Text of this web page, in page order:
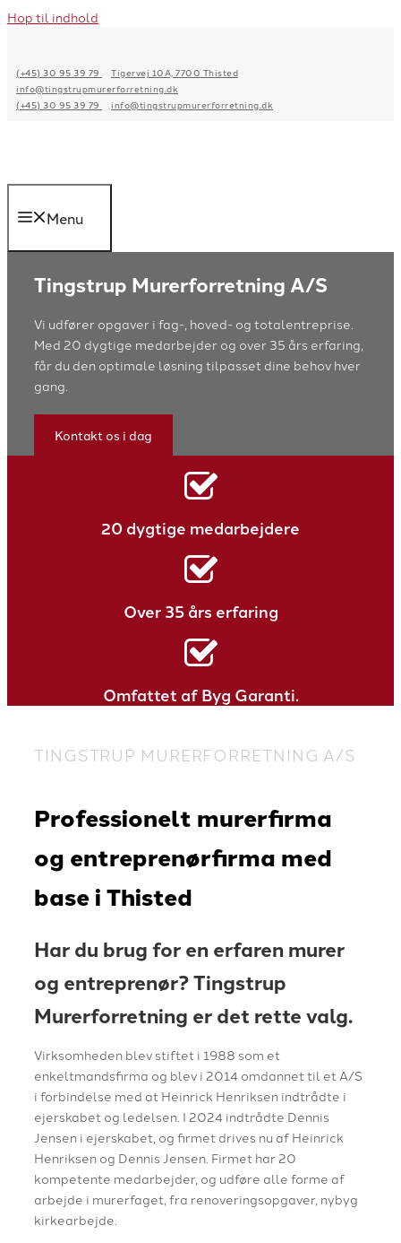
Hop til indhold
(+45) 30 95 39 79
Tigervej 10A, 7700 Thisted
info@tingstrupmurerforretning.dk
(+45) 30 95 39 79
info@tingstrupmurerforretning.dk
Menu
Tingstrup Murerforretning A/S
Vi udfører opgaver i fag-, hoved- og totalentreprise.
Med 20 dygtige medarbejder og over 35 års erfaring,
får du den optimale løsning tilpasset dine behov hver
gang.
Kontakt os i dag
20 dygtige medarbejdere
Over 35 års erfaring
Omfattet af Byg Garanti.
TINGSTRUP MURERFORRETNING A/S
Professionelt murerfirma
og entreprenørfirma med
base i Thisted
Har du brug for en erfaren murer
og entreprenør? Tingstrup
Murerforretning er det rette valg.
Virksomheden blev stiftet i 1988 som et
enkeltmandsfirma og blev i 2014 omdannet til et A/S
i forbindelse med at Heinrick Henriksen indtrådte i
ejerskabet og ledelsen. I 2024 indtrådte Dennis
Jensen i ejerskabet, og firmet drives nu af Heinrick
Henriksen og Dennis Jensen. Firmet har 20
kompetente medarbejder, og udføre alle forme af
arbejde i murerfaget, fra renoveringsopgaver, nybyg
kirkearbejde.